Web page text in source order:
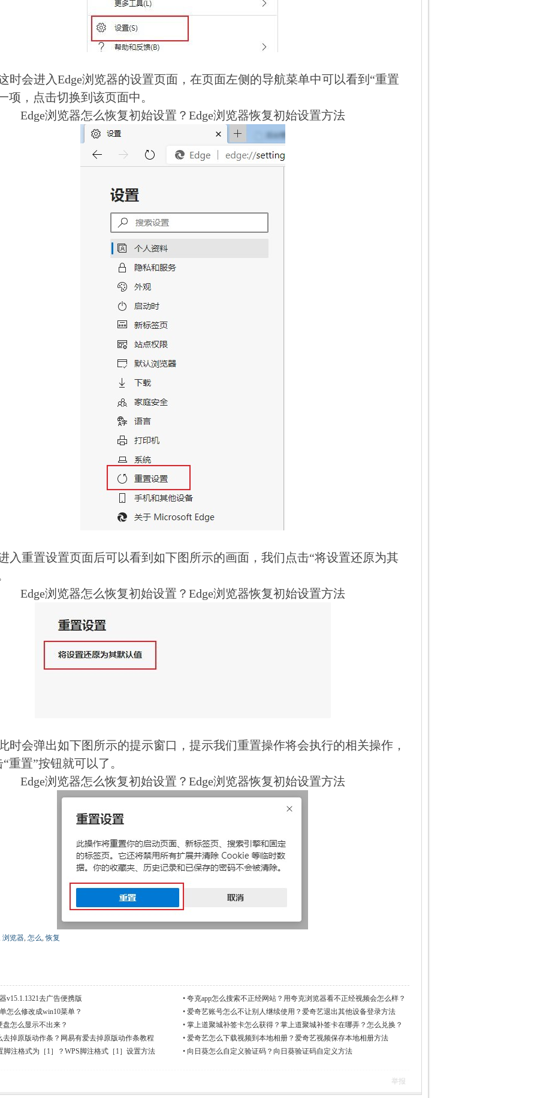
进入Edge浏览器的设置页面，在页面左侧的导航菜单中可以看到“重置
项，点击切换到该页面中。
Edge浏览器怎么恢复初始设置？Edge浏览器恢复初始设置方法
置设置页面后可以看到如下图所示的画面，我们点击“将设置还原为其
Edge浏览器怎么恢复初始设置？Edge浏览器恢复初始设置方法
弹出如下图所示的提示窗口，提示我们重置操作将会执行的相关操作，
重置”按钮就可以了。
Edge浏览器怎么恢复初始设置？Edge浏览器恢复初始设置方法
浏览器, 怎么,恢复
v15.1.1321去广告便携版 • 夸克app怎么搜索不正经网站？用夸克浏览器看不正经视频会怎么样？
怎么修改成win10菜单？
• 爱奇艺账号怎么不让别人继续使用？爱奇艺退出其他设备登录方法
盘怎么显示不出来？
• 掌上道聚城补签卡怎么获得？掌上道聚城补签卡在哪弄？怎么兑换？
去掉原版动作条？网易有爱去掉原版动作条教程
• 爱奇艺怎么下载视频到本地相册？爱奇艺视频保存本地相册方法
脚注格式为［1］？WPS脚注格式［1］设置方法
• 向日葵怎么自定义验证码？向日葵验证码自定义方法
举报